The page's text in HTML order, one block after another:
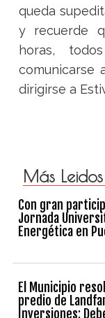
queda
y recuerde
horas,
comunicarse
dirigirse a
Más Leidos
Con gran
Jornada
Energética en
El Municipio
predio de
Inversiones: